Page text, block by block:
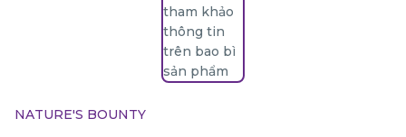
NATURE'S BOUNTY